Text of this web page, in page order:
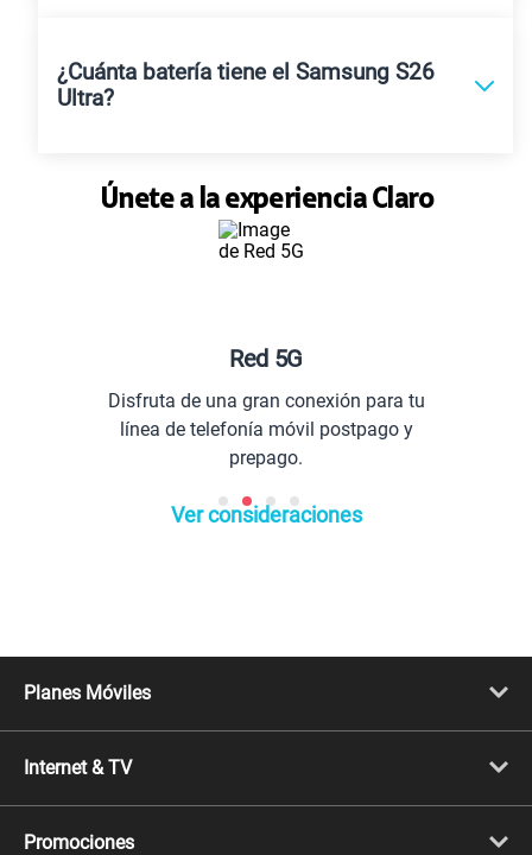
¿Cuánta batería tiene el Samsung S26
Ultra?
Únete a la experiencia Claro
Red 5G
Disfruta de una gran conexión para tu
línea de telefonía móvil postpago y
prepago.
Ver consideraciones
Planes Móviles
Línea Nueva
Línea Adicional
Migración
Internet & TV
Internet + TV
Promociones